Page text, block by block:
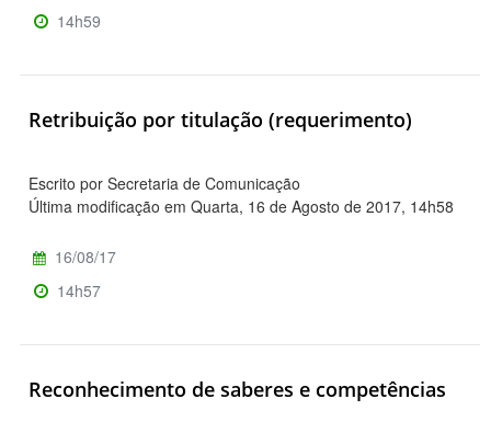
14h59
Retribuição por titulação (requerimento)
Escrito por Secretaria de Comunicação
Última modificação em Quarta, 16 de Agosto de 2017, 14h58
16/08/17
14h57
Reconhecimento de saberes e competências